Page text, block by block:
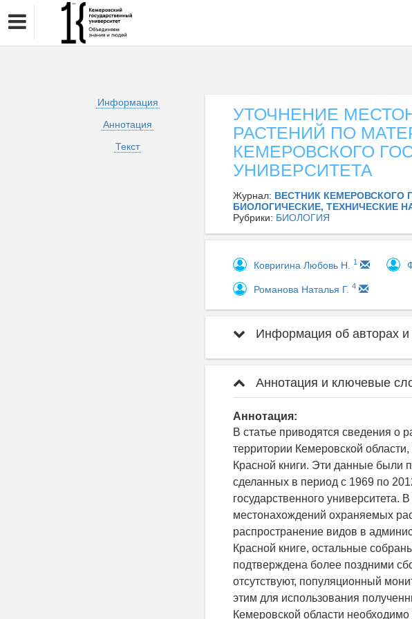
Информация
Аннотация
Текст
УТОЧНЕНИЕ
РАСТЕНИЙ ПО
КЕМЕРОВСКОГО
УНИВЕРСИТЕТА
Журнал: ВЕСТНИК КЕМЕРОВСКОГО
БИОЛОГИЧЕСКИЕ, ТЕХНИЧЕСКИЕ
Рубрики: БИОЛОГИЯ
Ковригина Любовь Н. 1
Романова Наталья Г. 4
Информация об авторах и
Аннотация и ключевые
Аннотация:
В статье приводятся сведения о
территории Кемеровской
Красной книги. Эти данные были
сделанных в период с 1969 по
государственного университета.
местонахождений охраняемых
распространение видов в
Красной книге, остальные
подтверждена более поздними
отсутствуют, популяционный
этим для использования
Кемеровской области